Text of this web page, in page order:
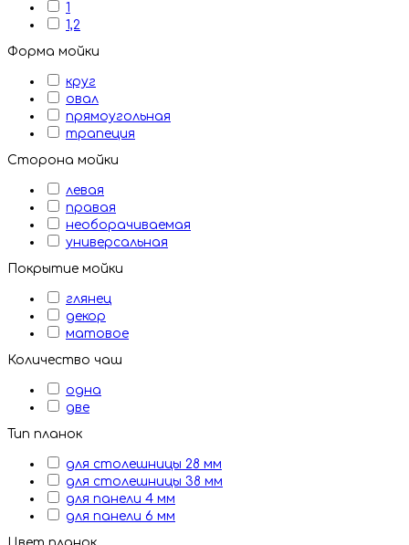
1
1,2
Форма мойки
круг
овал
прямоугольная
трапеция
Сторона мойки
левая
правая
необорачиваемая
универсальная
Покрытие мойки
глянец
декор
матовое
Количество чаш
одна
две
Тип планок
для столешницы 28 мм
для столешницы 38 мм
для панели 4 мм
для панели 6 мм